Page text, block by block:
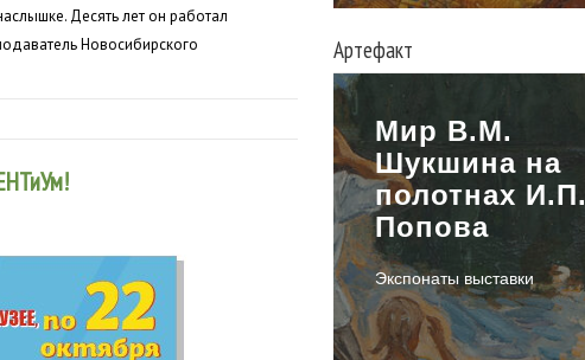
Десять лет он работал
Новосибирского
Артефакт
Мир В.М.
Шукшина на
полотнах И.П.
Попова
Экспонаты выставки